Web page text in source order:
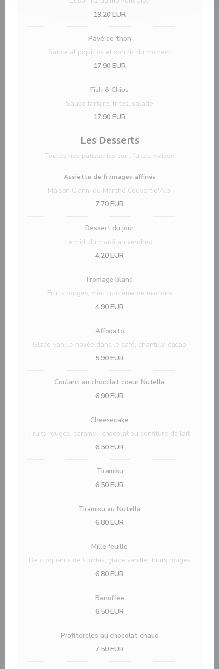
19,20 EUR
Pavé de thon
Sauce al piquillos et son riz du moment
17,90 EUR
Fish & Chips
Sauce tartare, frites, salade
17,90 EUR
Les Desserts
Toutes nos pâtisseries sont faites maison
Assiette de fromages affinés
Maison Cianni du Marché Couvert d'Albi
7,70 EUR
Dessert du jour
Le midi du mardi au vendredi
4,20 EUR
Fromage blanc
Fruits rouges, miel ou crème de marrons
4,90 EUR
Affogato
Glace vanille noyée dans le café, chantilly, cacao
5,90 EUR
Coulant au chocolat coeur Nutella
6,90 EUR
Cheesecake
Fruits rouges, caramel, chocolat ou confiture de lait
6,50 EUR
Tiramisu
6,50 EUR
Tiramisu au Nutella
6,80 EUR
Mille feuille
De croquants de Cordes, glace vanille, fruits rouges
6,80 EUR
Banoffee
6,50 EUR
Profiteroles au chocolat chaud
7,50 EUR